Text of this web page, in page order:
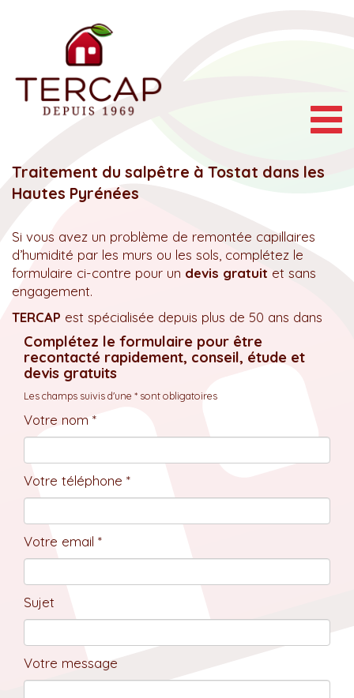
Traitement du salpêtre à Tostat dans les
Hautes Pyrénées
Si vous avez un problème de remontée capillaires
d’humidité par les murs ou les sols, complétez le
formulaire ci-contre pour un devis gratuit et sans
engagement.
TERCAP est spécialisée depuis plus de 50 ans dans
Complétez le formulaire pour être
recontacté rapidement, conseil, étude et
devis gratuits
Les champs suivis d'une * sont obligatoires
Votre nom *
Votre téléphone *
Votre email *
Sujet
Votre message